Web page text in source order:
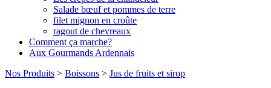
Salade bœuf et pommes de terre
filet mignon en croûte
ragout de chevreaux
Comment ça marche?
Aux Gourmands Ardennais
Nos Produits > Boissons > Jus de fruits et sirop